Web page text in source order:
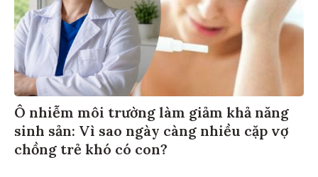
Ô nhiễm môi trường làm giảm khả năng
sinh sản: Vì sao ngày càng nhiều cặp vợ
chồng trẻ khó có con?